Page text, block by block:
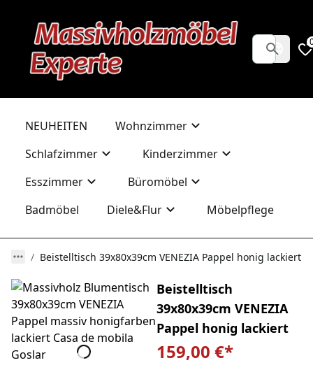
NEUHEITEN
Wohnzimmer
Schlafzimmer
Kinderzimmer
Esszimmer
Büromöbel
Badmöbel
Diele&Flur Möbelpflege
Beistelltisch 39x80x39cm VENEZIA Pappel honig lackiert
Beistelltisch
39x80x39cm VENEZIA
Pappel honig lackiert
159,00 €*